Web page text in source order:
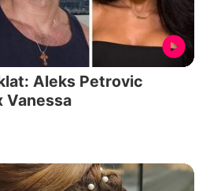
Aleks Petrovic
Vanessa